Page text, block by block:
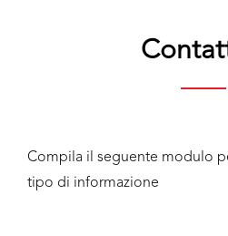
Compila il seguente modulo
tipo di informazione